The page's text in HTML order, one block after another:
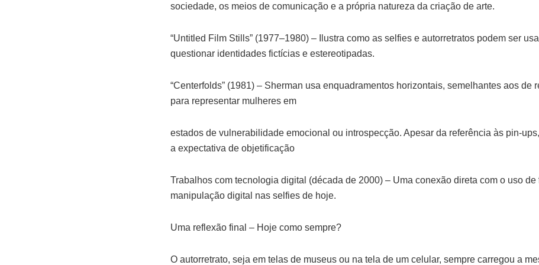
sociedade, os meios de comunicação e a própria natureza da criação de arte.
“Untitled Film Stills” (1977–1980) – Ilustra como as selfies e autorretratos podem ser
questionar identidades fictícias e estereotipadas.
“Centerfolds” (1981) – Sherman usa enquadramentos horizontais, semelhantes aos de
para representar mulheres em
estados de vulnerabilidade emocional ou introspecção. Apesar da referência às pin-
a expectativa de objetificação
Trabalhos com tecnologia digital (década de 2000) – Uma conexão direta com o uso de
manipulação digital nas selfies de hoje.
Uma reflexão final – Hoje como sempre?
O autorretrato, seja em telas de museus ou na tela de um celular, sempre carregou a